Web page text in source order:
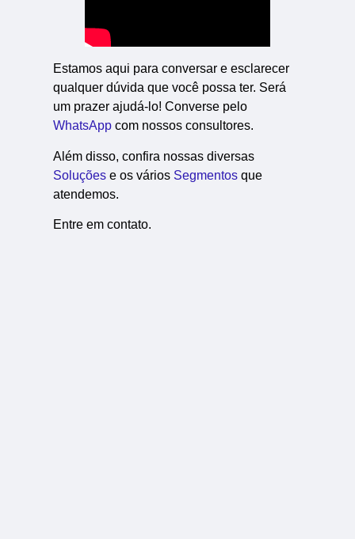
Estamos aqui para conversar e esclarecer
qualquer dúvida que você possa ter. Será
um prazer ajudá-lo! Converse pelo
WhatsApp com nossos consultores.
Além disso, confira nossas diversas
Soluções e os vários Segmentos que
atendemos.
Entre em contato.